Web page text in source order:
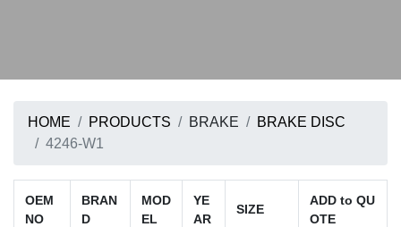
HOME PRODUCTS BRAKE
BRAKE DISC
4246-W1
OEM
NO
BRAN
D
MOD
EL
YE
AR
SIZE
ADD to QU
OTE